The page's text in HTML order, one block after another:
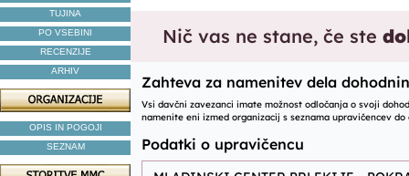
TUJINA
PO VSEBINI
RECENZIJE
ARHIV
OPIS IN POGOJI
SEZNAM